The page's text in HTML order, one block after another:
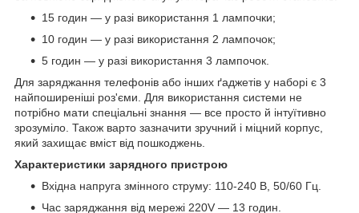
15 годин — у разі використання 1 лампочки;
10 годин — у разі використання 2 лампочок;
5 годин — у разі використання 3 лампочок.
Для заряджання телефонів або інших ґаджетів у наборі є 3
найпоширеніші роз'єми. Для використання системи не
потрібно мати спеціальні знання — все просто й інтуїтивно
зрозуміло. Також варто зазначити зручний і міцний корпус,
який захищає вміст від пошкоджень.
Характеристики зарядного пристрою
Вхідна напруга змінного струму: 110-240 В, 50/60 Гц.
Час заряджання від мережі 220V — 13 годин.